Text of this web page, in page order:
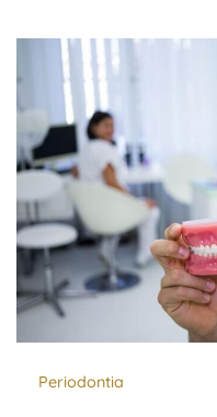
Periodontia